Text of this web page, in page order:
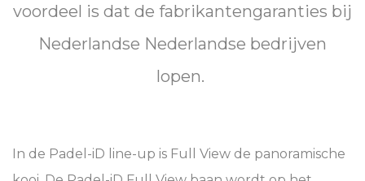
voordeel is dat de fabrikantengaranties bij
Nederlandse Nederlandse bedrijven
lopen.
In de Padel-iD line-up is Full View de panoramische